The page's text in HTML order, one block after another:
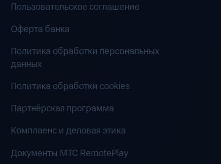
Пользовательское соглашение
Оферта банка
Политика обработки персональных
данных
Политика обработки cookies
Партнёрская программа
Комплаенс и деловая этика
Документы MTC RemotePlay